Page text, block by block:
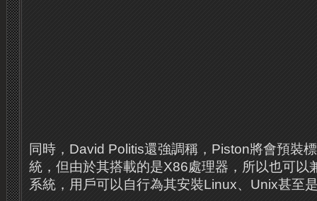
同時，David Politis還強調稱，Piston將會預裝
統，但由於其搭載的是X86處理器，所以也可以
系統，用戶可以自行為其安裝Linux、Unix甚至